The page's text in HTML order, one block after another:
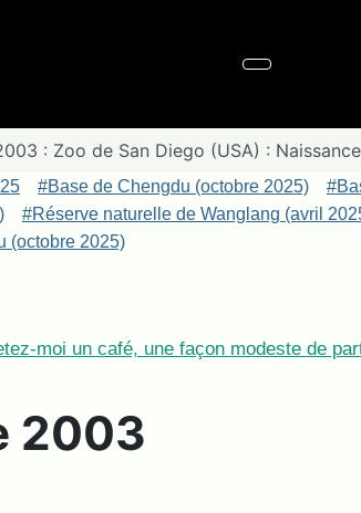
: Zoo de San Diego (USA) :
#Base de Chengdu (octobre 2025)
#Réserve naturelle de Wanglang (avril
(octobre 2025)
moi un café, une façon modeste de
2003